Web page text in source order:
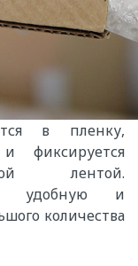
в пленку,
фиксируется
лентой.
удобную и
количества